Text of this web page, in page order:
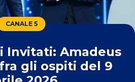
CANALE 5
Invitati: Amadeus
gli ospiti del 9